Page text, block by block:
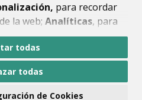
para recordar
la web; Analíticas, para
de la web y sus servicios.
“Aceptar todas”
su uso. Si pulsa el botón
todas
todas
de Cookies